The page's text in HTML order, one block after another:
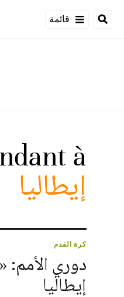
قائمة
à
إيطاليا
كرة القدم
دوري الأمم:
إيطاليا